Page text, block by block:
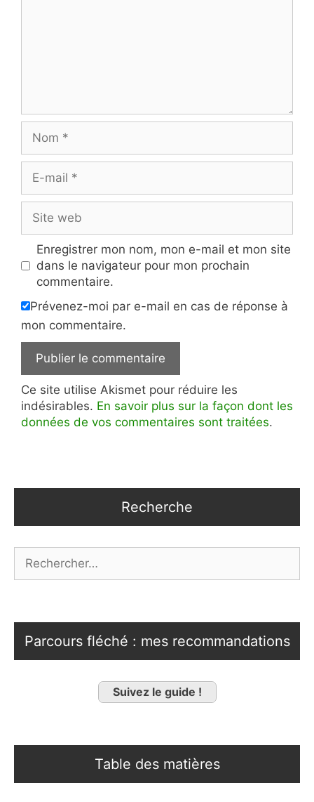
mail
web
Enregistrer mon nom, mon e-mail et mon site
dans le navigateur pour mon prochain
commentaire.
Prévenez-moi par e-mail en cas de réponse à
mon commentaire.
Ce site utilise Akismet pour réduire les
indésirables. En savoir plus sur la façon dont les
données de vos commentaires sont traitées.
Recherche
Parcours fléché : mes recommandations
Suivez le guide !
Table des matières